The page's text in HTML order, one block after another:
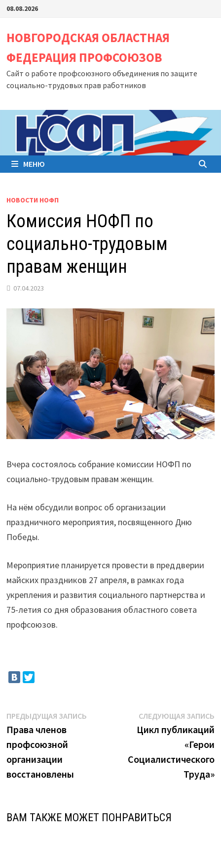
Перейти
содержимому
08.08.2026
НОВГОРОДСКАЯ ОБЛАСТНАЯ
ФЕДЕРАЦИЯ ПРОФСОЮЗОВ
Сайт о работе профсоюзного объединения по защите
социально-трудовых прав работников
МЕНЮ
НОВОСТИ НОФП
Комиссия НОФП по
социально-трудовым
правам женщин
07.04.2023
Вчера состоялось собрание комиссии НОФП по
социально-трудовым правам женщин.
На нём обсудили вопрос об организации
праздничного мероприятия, посвященного Дню
Победы.
Мероприятие планируется провести в преддверии
майских праздников 27 апреля, в рамках года
укрепления и развития социального партнерства и
75-летия со дня образования областного совета
профсоюзов.
Навигация
по
записям
ПРЕДЫДУЩАЯ ЗАПИСЬ
Права членов
профсоюзной
организации
восстановлены
СЛЕДУЮЩАЯ ЗАПИСЬ
Цикл публикаций
«Герои
Социалистического
Труда»
ВАМ ТАКЖЕ МОЖЕТ ПОНРАВИТЬСЯ